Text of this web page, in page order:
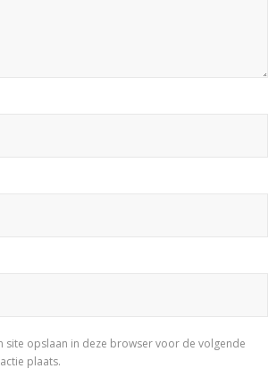
site opslaan in deze browser voor de volgende
plaats.